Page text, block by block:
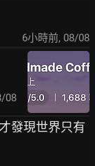
6小時前, 08/08
08
發現世界只有